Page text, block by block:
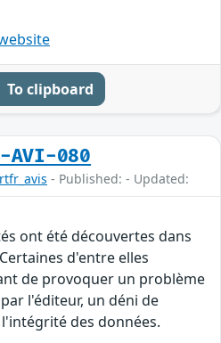
To clipboard
AVI-080
- Published: - Updated:
ont été découvertes dans
d'entre elles
de provoquer un problème
l'éditeur, un déni de
des données.